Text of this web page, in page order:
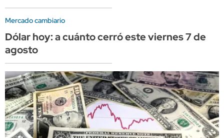
Mercado cambiario
Dólar hoy: a cuánto cerró este viernes 7 de
agosto